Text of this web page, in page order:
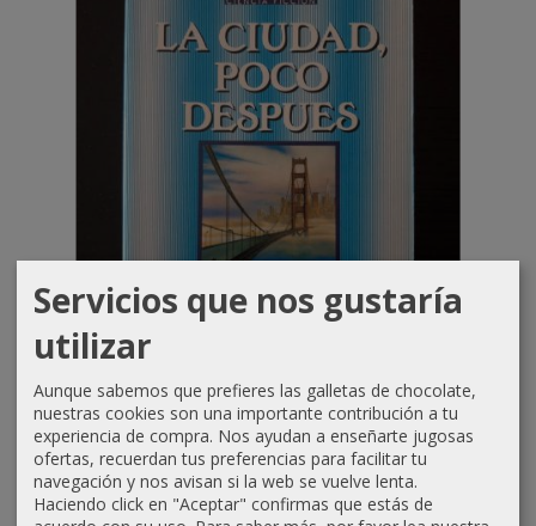
¡Oferta! -30% PVP
La ciudad, poco después
7,00 €10,00 €
Servicios que nos gustaría
utilizar
Aunque sabemos que prefieres las galletas de chocolate,
nuestras cookies son una importante contribución a tu
experiencia de compra. Nos ayudan a enseñarte jugosas
ofertas, recuerdan tus preferencias para facilitar tu
navegación y nos avisan si la web se vuelve lenta.
Haciendo click en "Aceptar" confirmas que estás de